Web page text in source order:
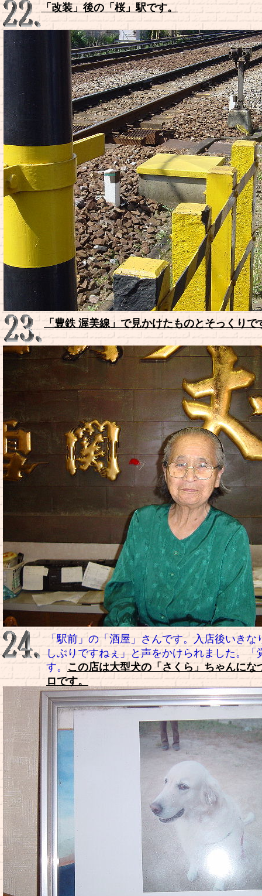
「改装」後の「桜」駅です。
「豊鉄 渥美線」で見かけたものとそっくりで
「駅前」の「酒屋」さんです。入店後いき
しぶりですねぇ」と声をかけられました。「
す。 この店は大型犬の「さくら」ちゃんに
ロです。